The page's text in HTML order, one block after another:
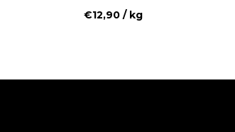
€12,90 / kg